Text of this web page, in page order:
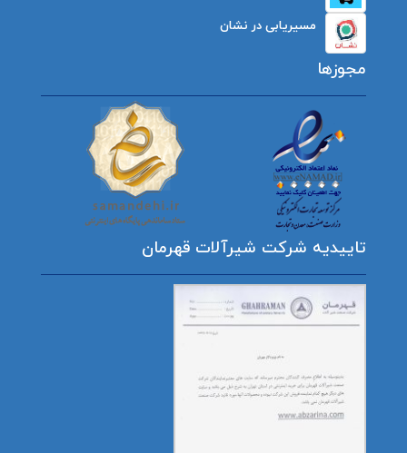
مسیریابی در نشان
مجوزها
تاییدیه شرکت شیرآلات قهرمان